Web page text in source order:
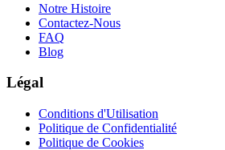
Notre Histoire
Contactez-Nous
FAQ
Blog
Légal
Conditions d'Utilisation
Politique de Confidentialité
Politique de Cookies